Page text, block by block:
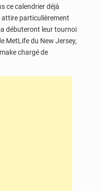
ce calendrier déjà
attire particulièrement
débuteront leur tournoi
MetLife du New Jersey,
chargé de